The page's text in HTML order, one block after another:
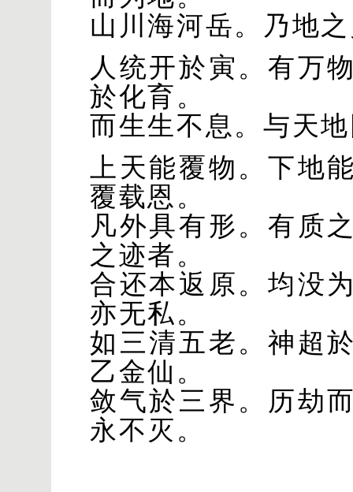
山川海河岳。乃地
人统开於寅。有万
於化育。
而生生不息。与天
上天能覆物。下地
覆载恩。
凡外具有形。有质
之迹者。
合还本返原。均没
亦无私。
如三清五老。神超
乙金仙。
敛气於三界。历劫
永不灭。